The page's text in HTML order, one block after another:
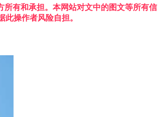
有和承担。本网站对文中的图文等所有信
操作者风险自担。